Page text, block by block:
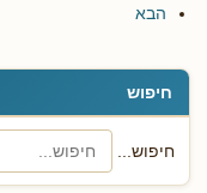
חיפוש
חיפוש...
הבא